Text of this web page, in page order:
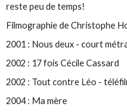
reste peu de temps!
Filmographie de Christophe
2001 : Nous deux - court
2002 : 17 fois Cécile Cassard
2002 : Tout contre Léo -
2004 : Ma mère